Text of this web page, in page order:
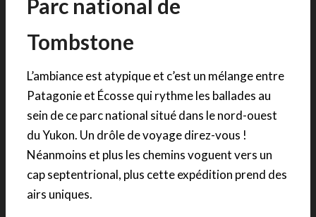
Parc national de
Tombstone
L’ambiance est atypique et c’est un mélange entre
Patagonie et Écosse qui rythme les ballades au
sein de ce parc national situé dans le nord-ouest
du Yukon. Un drôle de voyage direz-vous !
Néanmoins et plus les chemins voguent vers un
cap septentrional, plus cette expédition prend des
airs uniques.